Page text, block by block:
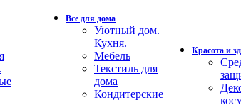
Все для дома
Уютный дом.
Кухня.
Мебель
Текстиль для
дома
Кондитерские
Красота и